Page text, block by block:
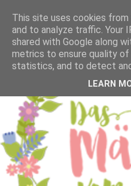
This site uses cookies
and to analyze traffic. Your
shared with Google along
metrics to ensure quality of
statistics, and to detect
LEARN